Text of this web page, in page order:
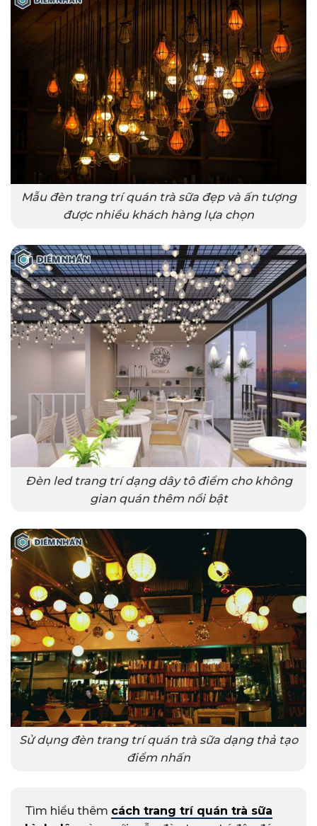
Mẫu đèn trang trí quán trà sữa đẹp và ấn tượng
được nhiều khách hàng lựa chọn
Đèn led trang trí dạng dây tô điểm cho không
gian quán thêm nổi bật
Sử dụng đèn trang trí quán trà sữa dạng thả tạo
điểm nhấn
Tìm hiểu thêm cách trang trí quán trà sữa